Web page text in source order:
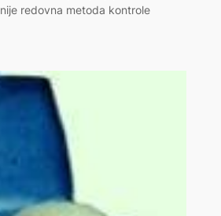
redovna metoda kontrole